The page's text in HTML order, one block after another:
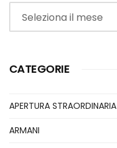
Archivi
CATEGORIE
APERTURA STRAORDINARIA
ARMANI